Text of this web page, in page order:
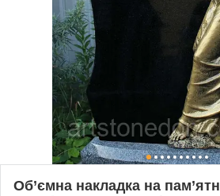
Об’ємна накладка на